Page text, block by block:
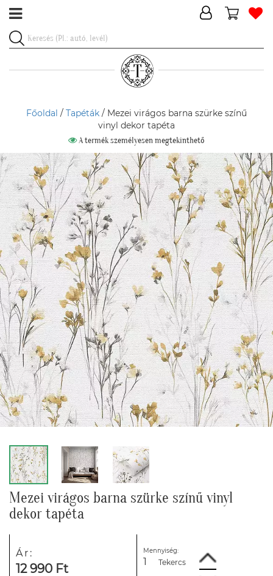
Főoldal / Tapéták / Mezei virágos barna szürke színű
vinyl dekor tapéta
A termék személyesen megtekinthető
Mezei virágos barna szürke színű vinyl
dekor tapéta
Ár:
12 990 Ft
Mennyiség:
Tekercs